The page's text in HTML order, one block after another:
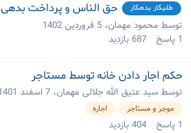
طلبکار بدهکار حق الناس و پرداخت بدهی
توسط محمود مهمان، 5 فروردین 1402
1 پاسخ 687 بازدید
حکم اجار دادن خانه توسط مستاجر
توسط سید عتیق الله جلالی مهمان، 7 اسفند 1401
موجر و مستاجر اجاره
1 پاسخ 404بازدید